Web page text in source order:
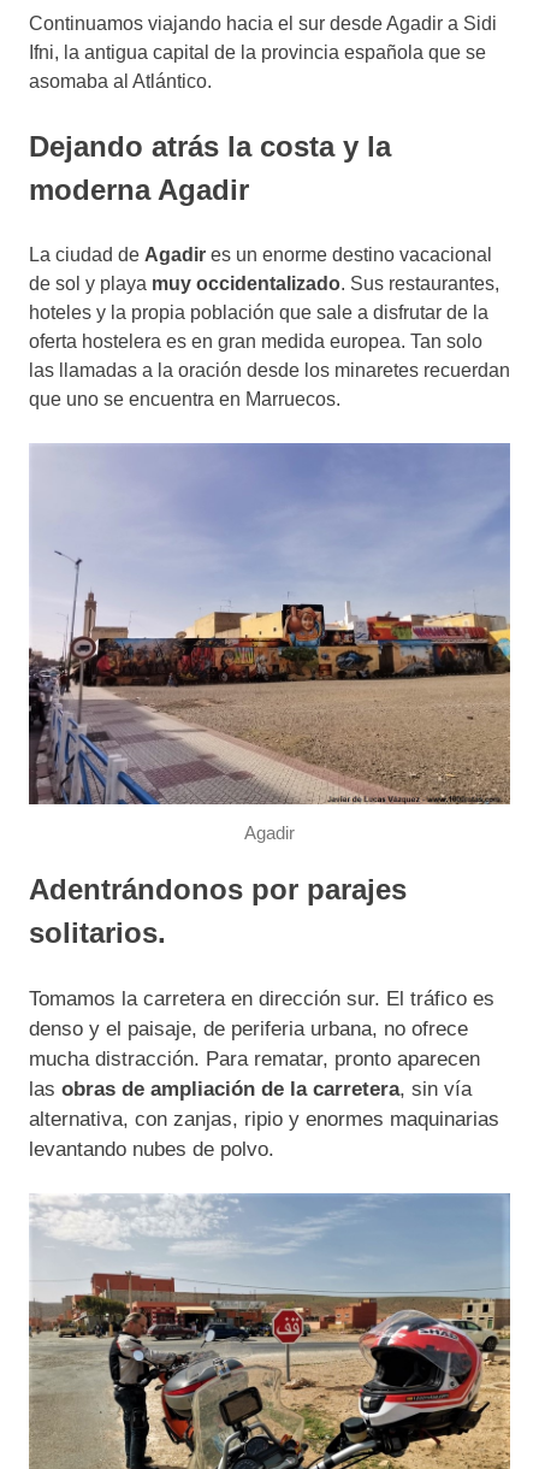
Continuamos viajando hacia el sur desde Agadir a Sidi
Ifni, la antigua capital de la provincia española que se
asomaba al Atlántico.
Dejando atrás la costa y la
moderna Agadir
La ciudad de Agadir es un enorme destino vacacional
de sol y playa muy occidentalizado. Sus restaurantes,
hoteles y la propia población que sale a disfrutar de la
oferta hostelera es en gran medida europea. Tan solo
las llamadas a la oración desde los minaretes recuerdan
que uno se encuentra en Marruecos.
Agadir
Adentrándonos por parajes
solitarios.
Tomamos la carretera en dirección sur. El tráfico es
denso y el paisaje, de periferia urbana, no ofrece
mucha distracción. Para rematar, pronto aparecen
las obras de ampliación de la carretera, sin vía
alternativa, con zanjas, ripio y enormes maquinarias
levantando nubes de polvo.